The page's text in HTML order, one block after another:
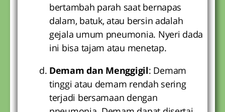
bertambah parah saat bernapas
dalam, batuk, atau bersin adalah
gejala umum pneumonia. Nyeri dada
ini bisa tajam atau menetap.
Demam dan Menggigil: Demam
tinggi atau demam rendah sering
terjadi bersamaan dengan